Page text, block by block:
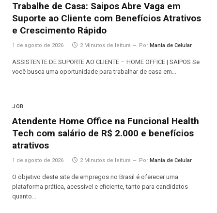
Trabalhe de Casa: Saipos Abre Vaga em
Suporte ao Cliente com Benefícios Atrativos
e Crescimento Rápido
1 de agosto de 2026 2 Minutos de leitura Por Mania de Celular
ASSISTENTE DE SUPORTE AO CLIENTE – HOME OFFICE | SAIPOS Se
você busca uma oportunidade para trabalhar de casa em…
JOB
Atendente Home Office na Funcional Health
Tech com salário de R$ 2.000 e benefícios
atrativos
1 de agosto de 2026 2 Minutos de leitura Por Mania de Celular
O objetivo deste site de empregos no Brasil é oferecer uma
plataforma prática, acessível e eficiente, tanto para candidatos
quanto…